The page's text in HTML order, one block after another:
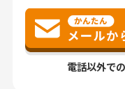
電話以外で